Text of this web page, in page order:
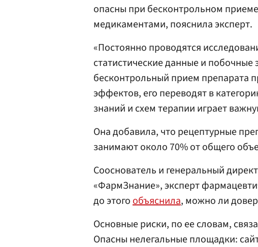
опасны при бесконтрольном
медикаментами, пояснила эксперт.
«Постоянно проводятся
статистические данные и
бесконтрольный прием препарата
эффектов, его переводят в
знаний и схем терапии играет
Она добавила, что рецептурные
занимают около 70% от общего
Сооснователь и генеральный
«ФармЗнание», эксперт
до этогообъяснила, можно ли
Основные риски, по ее словам,
Опасны нелегальные площадки: